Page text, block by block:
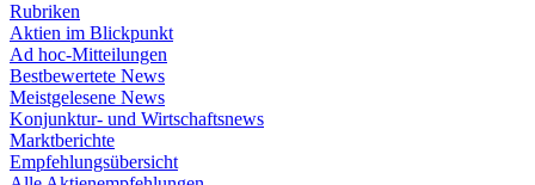
Rubriken
Aktien im Blickpunkt
Ad hoc-Mitteilungen
Bestbewertete News
Meistgelesene News
Konjunktur- und Wirtschaftsnews
Marktberichte
Empfehlungsübersicht